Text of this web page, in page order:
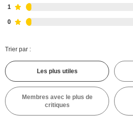
1
0
Trier par :
Les plus utiles
Membres avec le plus de
critiques